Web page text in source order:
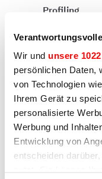
Wir und unsere
persönlichen Daten,
von Technologien
Ihrem Gerät zu
personalisierte
Werbung und
Entwicklung von
entscheiden
Profiling
E) und F) der
angegeben.
Ja
Nein